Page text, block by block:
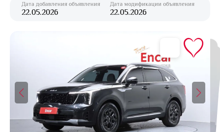
Дата добавления объявления
22.05.2026
Дата модификации объявления
22.05.2026